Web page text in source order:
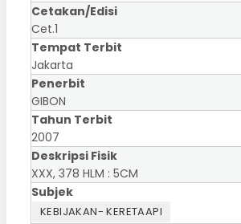
Cetakan/Edisi
Cet.1
Tempat Terbit
Jakarta
Penerbit
GIBON
Tahun Terbit
2007
Deskripsi Fisik
XXX, 378 HLM : 5CM
Subjek
KEBIJAKAN- KERETAAPI